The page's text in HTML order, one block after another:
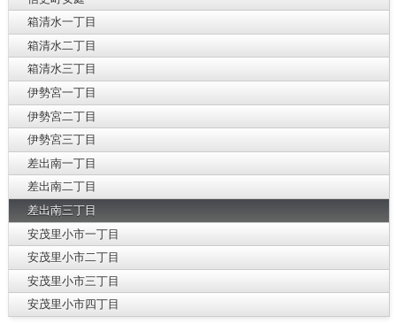
箱清水一丁目
箱清水二丁目
箱清水三丁目
伊勢宮一丁目
伊勢宮二丁目
伊勢宮三丁目
差出南一丁目
差出南二丁目
差出南三丁目
安茂里小市一丁目
安茂里小市二丁目
安茂里小市三丁目
安茂里小市四丁目